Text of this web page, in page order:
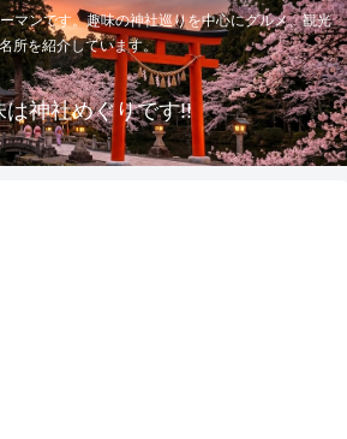
マンです。趣味の神社巡りを中心にグルメ、観光
名所を紹介しています。
は神社めぐりです!!